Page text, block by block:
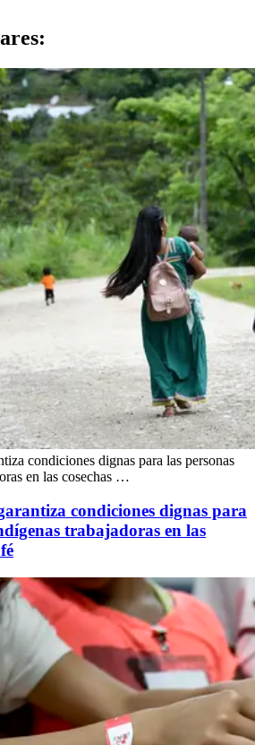
condiciones dignas para las personas
en las cosechas …
condiciones dignas para
trabajadoras en las